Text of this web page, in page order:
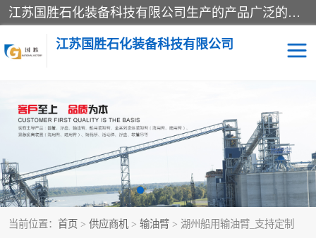
江苏国胜石化装备科技有限公司生产的产品广泛的应用于石油、石化等行业中，产品种类齐全，其中包括装卸鹤管、汽车鹤管、火车鹤管、装车鹤管、卸车鹤管、上装鹤管、下装鹤管、lng鹤管、发油鹤管、液氨鹤管、液化气鹤管等，我们生产的产品质量上乘，价格实惠，服务好，买鹤管就到国胜石化装备！
江苏国胜石化装备科技有限公司
当前位置： 首页 > 供应商机 > 输油臂 > 湖州船用输油臂_支持定制
输油臂 鹤管活动梯